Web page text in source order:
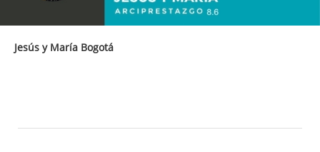
Jesús y María Bogotá